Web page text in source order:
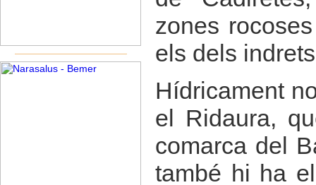
zones
els dels
Hídricament
el Ridaura,
comarca del
també hi ha